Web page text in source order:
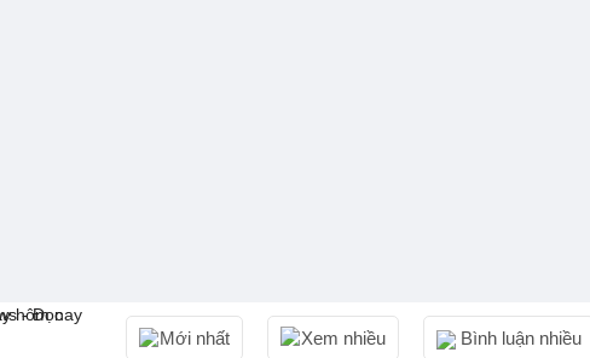
Mới nhất Xem nhiều Bình luận nhiều